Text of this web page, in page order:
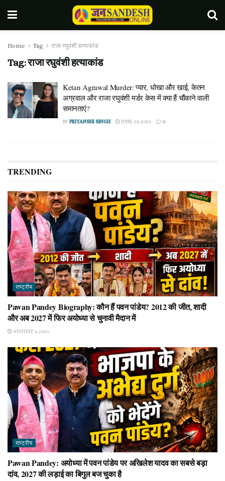
Home Tag राजा रघुवंशी हत्याकांड
Tag:राजा रघुवंशी हत्याकांड
Ketan Agrawal Murder: प्यार, धोखा और खाई, केतन
अग्रवाल और राजा रघुवंशी मर्डर केस में क्या हैं चौंकाने वाली
समानताएं?
BYPRIYANSHI SINGH JUNE 24, 2026 0
TRENDING
राष्ट्रीय
Pawan Pandey Biography: कौन हैं पवन पांडेय? 2012 की जीत, शादी
और अब 2027 में फिर अयोध्या से चुनावी मैदान में
AUGUST 6, 2026
राष्ट्रीय
Pawan Pandey: अयोध्या में पवन पांडेय पर अखिलेश यादव का सबसे बड़ा
दांव, 2027 की लड़ाई का बिगुल बज चुका है